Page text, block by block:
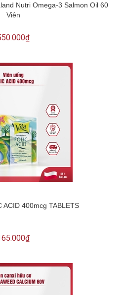
Nutri Omega-3 Salmon Oil 60
Viên
ACID 400mcg TABLETS